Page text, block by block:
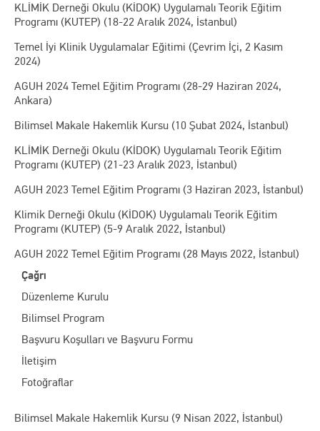
KLİMİK Derneği Okulu (KİDOK) Uygulamalı Teorik Eğitim
Programı (KUTEP) (18-22 Aralık 2024, İstanbul)
Temel İyi Klinik Uygulamalar Eğitimi (Çevrim İçi, 2 Kasım
2024)
AGUH 2024 Temel Eğitim Programı (28-29 Haziran 2024,
Ankara)
Bilimsel Makale Hakemlik Kursu (10 Şubat 2024, İstanbul)
KLİMİK Derneği Okulu (KİDOK) Uygulamalı Teorik Eğitim
Programı (KUTEP) (21-23 Aralık 2023, İstanbul)
AGUH 2023 Temel Eğitim Programı (3 Haziran 2023, İstanbul)
Klimik Derneği Okulu (KİDOK) Uygulamalı Teorik Eğitim
Programı (KUTEP) (5-9 Aralık 2022, İstanbul)
AGUH 2022 Temel Eğitim Programı (28 Mayıs 2022, İstanbul)
Çağrı
Düzenleme Kurulu
Bilimsel Program
Başvuru Koşulları ve Başvuru Formu
İletişim
Fotoğraflar
Bilimsel Makale Hakemlik Kursu (9 Nisan 2022, İstanbul)